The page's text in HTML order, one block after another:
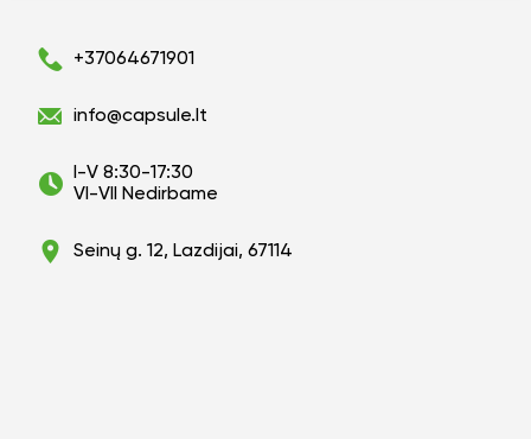
+37064671901
info@capsule.lt
I-V 8:30-17:30
VI-VII Nedirbame
Seinų g. 12, Lazdijai, 67114